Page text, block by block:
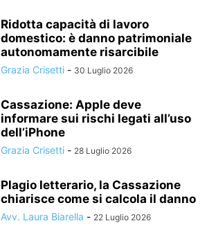
Ridotta capacità di lavoro
domestico: è danno patrimoniale
autonomamente risarcibile
Grazia Crisetti - 30 Luglio 2026
Cassazione: Apple deve
informare sui rischi legati all’uso
dell’iPhone
Grazia Crisetti - 28 Luglio 2026
Plagio letterario, la Cassazione
chiarisce come si calcola il danno
Avv. Laura Biarella - 22 Luglio 2026